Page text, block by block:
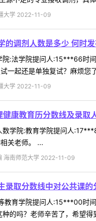
大学 2022-11-09
的调剂人数是多少 何时
院:法学院提问人:15***66时
一起还是单独复试？麻烦
大学 2022-11-09
康教育历分数线及录取
数学院:教育学院提问人
关老师。 ...
海南师范大学 2022-11-09
录取分数线中对公共课的
教育学院提问人:15***00时
的吗？老师辛苦了，希望